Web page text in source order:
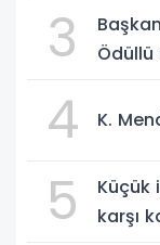
3
Ödüllü
4 K.
5
Küçük
karşı